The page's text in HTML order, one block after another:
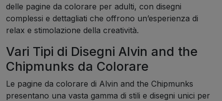
delle pagine da colorare per adulti, con disegni
complessi e dettagliati che offrono un’esperienza di
relax e stimolazione della creatività.
Vari Tipi di Disegni Alvin and the
Chipmunks da Colorare
Le pagine da colorare di Alvin and the Chipmunks
presentano una vasta gamma di stili e disegni unici per